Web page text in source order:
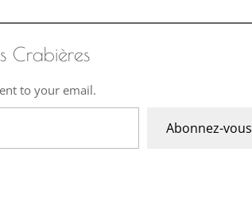
Crabières
to your email.
Abonnez-vous